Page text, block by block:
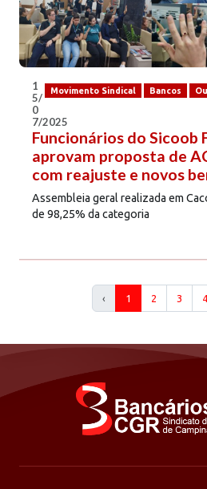
Movimento Sindical Bancos
1
5/
0
7/2025
Funcionários do Sicoob
aprovam proposta de
com reajuste e novos
Assembleia geral realizada em
de 98,25% da categoria
‹ 1 2 3 4